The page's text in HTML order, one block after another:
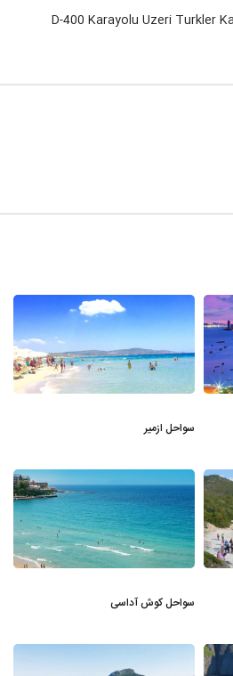
D-400 Karayolu Uzeri Turkler
سواحل ازمیر
سواحل کوش آداسی